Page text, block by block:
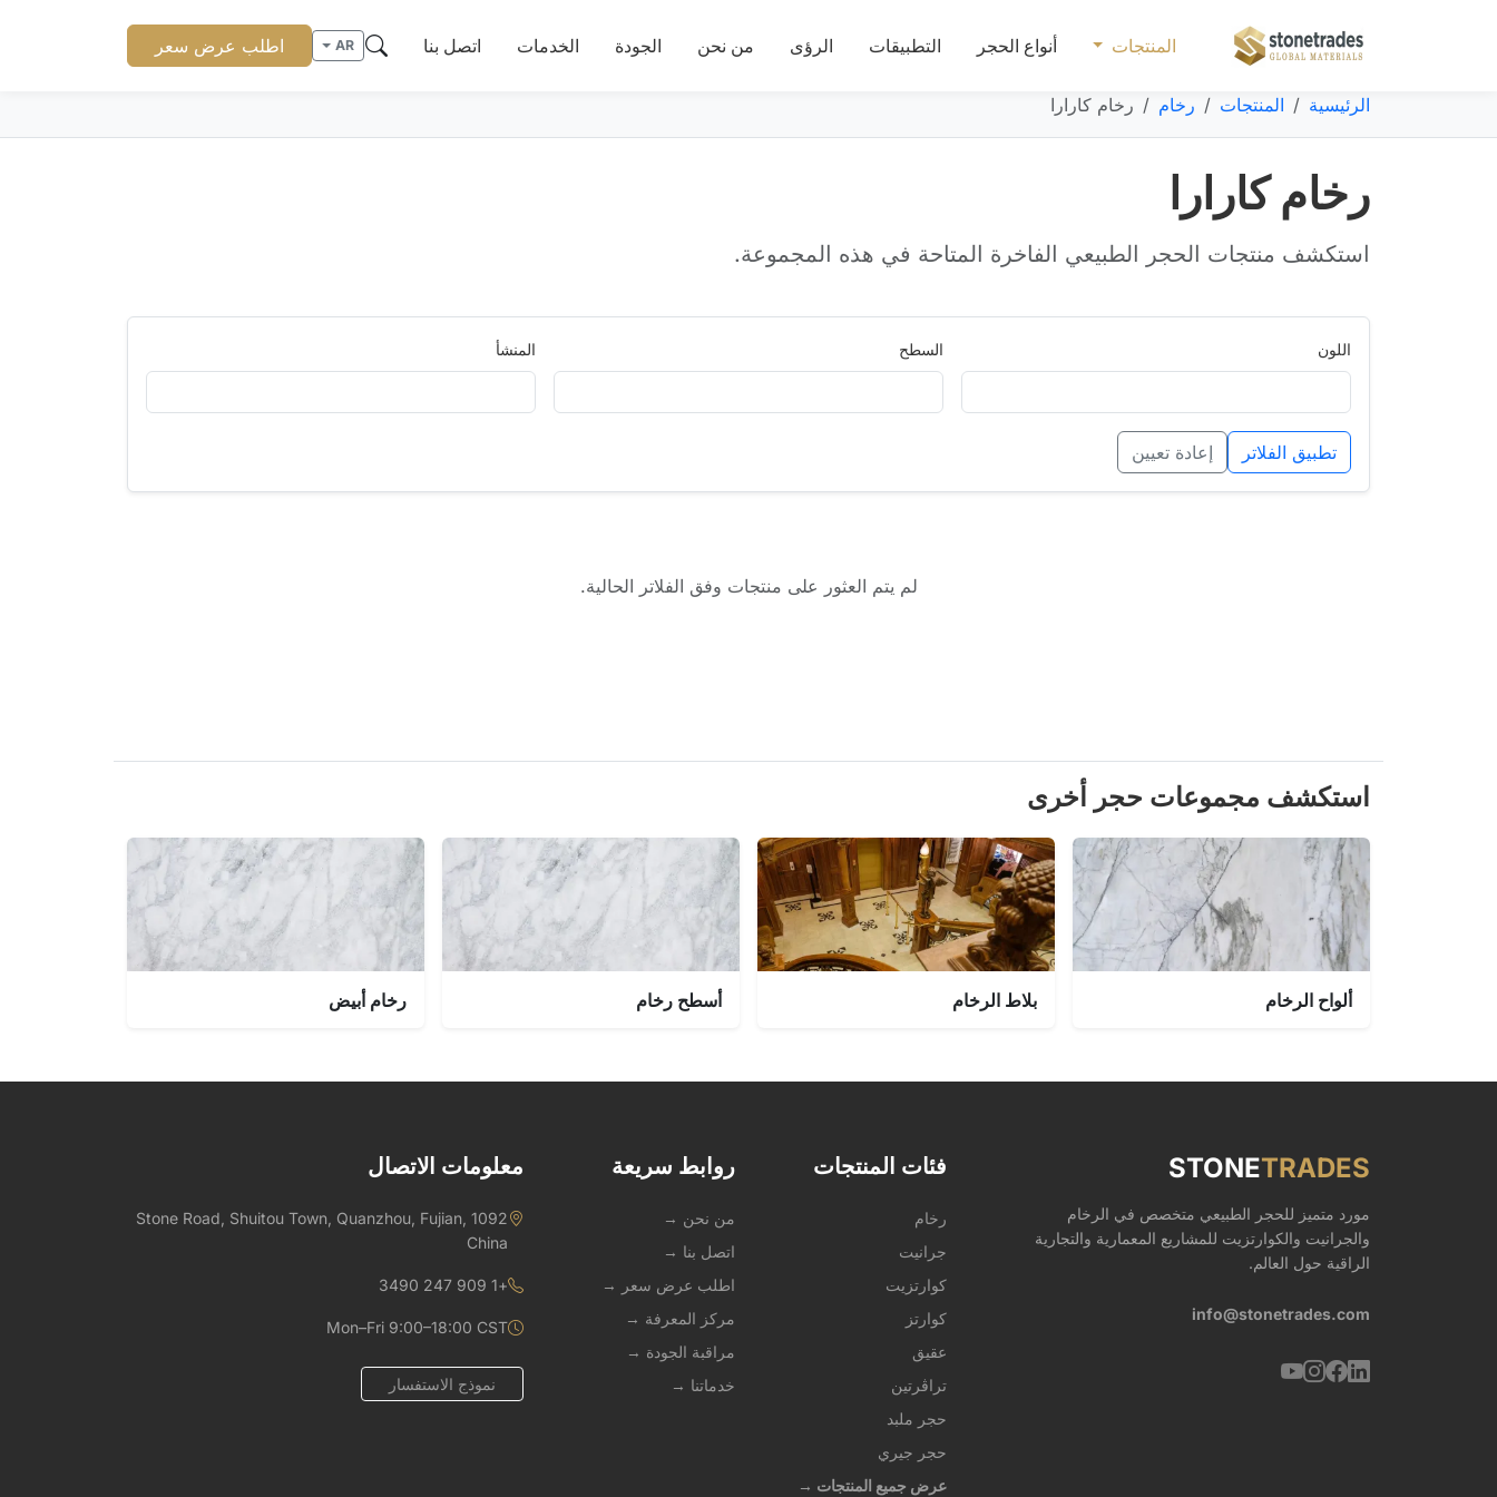
المنتجات أنواع الحجر التطبيقات الرؤى من نحن الجودة الخدمات اتصل بنا AR اطلب عرض سعر
الرئيسية المنتجات رخام رخام كارارا
رخام كارارا
استكشف منتجات الحجر الطبيعي الفاخرة المتاحة في هذه المجموعة.
اللون السطح المنشأ
تطبيق الفلاتر إعادة تعيين
لم يتم العثور على منتجات وفق الفلاتر الحالية.
استكشف مجموعات حجر أخرى
ألواح الرخام بلاط الرخام أسطح رخام رخام أبيض
STONETRADES
مورد متميز للحجر الطبيعي متخصص في الرخام
والجرانيت والكوارتزيت للمشاريع المعمارية والتجارية
الراقية حول العالم.
info@stonetrades.com
فئات المنتجات
رخام
جرانيت
كوارتزيت
كوارتز
عقيق
تراڤرتين
حجر ملبد
حجر جيري
عرض جميع المنتجات →
روابط سريعة
من نحن →
اتصل بنا →
اطلب عرض سعر →
مركز المعرفة →
مراقبة الجودة →
خدماتنا →
معلومات الاتصال
1092 Stone Road, Shuitou Town, Quanzhou, Fujian,
China
+1 909 247 3490
Mon–Fri 9:00–18:00 CST
نموذج الاستفسار